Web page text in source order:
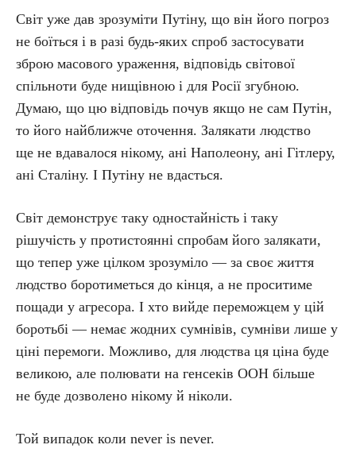
Світ уже дав зрозуміти Путіну, що він його погроз
не боїться і в разі будь-яких спроб застосувати
зброю масового ураження, відповідь світової
спільноти буде нищівною і для Росії згубною.
Думаю, що цю відповідь почув якщо не сам Путін,
то його найближче оточення. Залякати людство
ще не вдавалося нікому, ані Наполеону, ані Гітлеру,
ані Сталіну. І Путіну не вдасться.
Світ демонструє таку одностайність і таку
рішучість у протистоянні спробам його залякати,
що тепер уже цілком зрозуміло — за своє життя
людство боротиметься до кінця, а не проситиме
пощади у агресора. І хто вийде переможцем у цій
боротьбі — немає жодних сумнівів, сумніви лише у
ціні перемоги. Можливо, для людства ця ціна буде
великою, але полювати на генсеків ООН більше
не буде дозволено нікому й ніколи.
Той випадок коли never is never.